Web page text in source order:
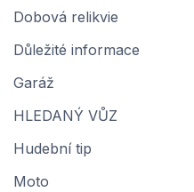
Dobová relikvie
Důležité informace
Garáž
HLEDANÝ VŮZ
Hudební tip
Moto